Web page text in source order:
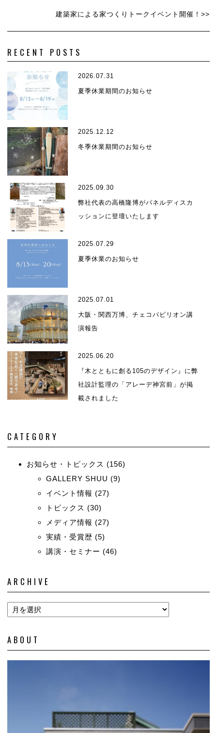
建築家による家つくりトークイベント開催！>>
RECENT POSTS
2026.07.31
夏季休業期間のお知らせ
2025.12.12
冬季休業期間のお知らせ
2025.09.30
弊社代表の高橋隆博がパネルディスカ
ッションに登壇いたします
2025.07.29
夏季休業のお知らせ
2025.07.01
大阪・関西万博、チェコパビリオン講
演報告
2025.06.20
『木とともに創る105のデザイン』に弊
社設計監理の「アレーデ神宮前」が掲
載されました
CATEGORY
お知らせ・トピックス (156)
GALLERY SHUU (9)
イベント情報 (27)
トピックス (30)
メディア情報 (27)
実績・受賞歴 (5)
講演・セミナー (46)
ARCHIVE
ABOUT